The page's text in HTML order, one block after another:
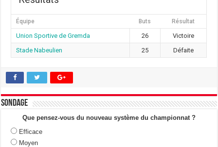
Équipe Buts Résultat
Union Sportive de Gremda 26
Victoire
Stade Nabeulien
25 Défaite
Sondage
Que pensez-vous du nouveau système du championnat ?
Efficace
Moyen